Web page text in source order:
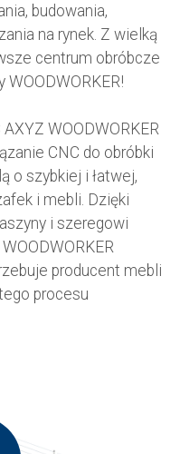
budowania,
na rynek. Z wielką
centrum obróbcze
WOODWORKER!
WOODWORKER
CNC do obróbki
o szybkiej i łatwej,
i mebli. Dzięki
i szeregowi
producent mebli
procesu